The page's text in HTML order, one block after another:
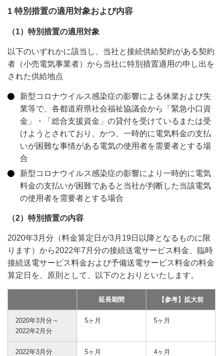
1 特別措置の適用対象および内容
（1）特別措置の適用対象
以下のいずれかに該当し、当社と接続供給契約がある契約
者（小売電気事業者）から当社に特別措置適用の申し出を
された供給地点
新型コロナウイルス感染症の影響による休業および失
業等で、各都道府県社会福祉協議会から「緊急小口資
金」・「総合支援資金」の貸付を受けているまたは受
けようとされており、かつ、一時的に電気料金の支払
いが困難な事情がある電気の使用者を需要者とする場
合
新型コロナウイルス感染症の影響により一時的に電気
料金の支払いが困難であると当社が判断した当該電気
の使用者を需要者とする場合
（2）特別措置の内容
2020年3月分（料金算定日が3月19日以降となるものに限
ります）から2022年7月分の接続送電サービス料金、臨時
接続送電サービス料金および予備送電サービス料金の料金
算定日を、原則として、以下のとおりといたします。
延長期間 【参考】拡大前
2020年3月分～
2022年2月分
5ヶ月 5ヶ月
2022年3月分 5ヶ月 4ヶ月